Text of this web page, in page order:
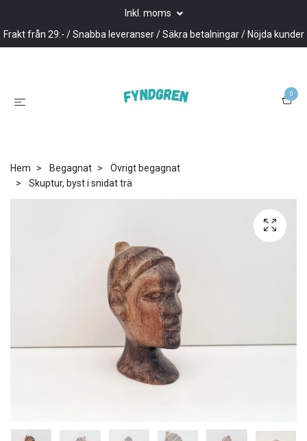
Inkl. moms
Frakt från 29:- / Snabba leveranser / Säkra betalningar / Nöjda kunder
0
Hem Begagnat
Övrigt begagnat
Skuptur, byst i snidat trä